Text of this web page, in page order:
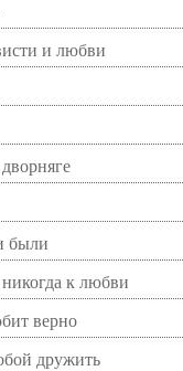
и любви
были
к любви
верно
дружить